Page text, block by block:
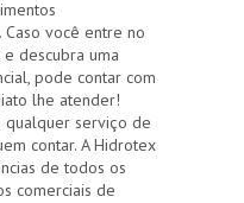
Caso você entre no
descubra uma
pode contar com
lhe atender!
qualquer serviço de
contar. A Hidrotex
de todos os
comerciais de